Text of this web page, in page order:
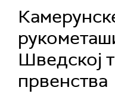
Шведској
првенства